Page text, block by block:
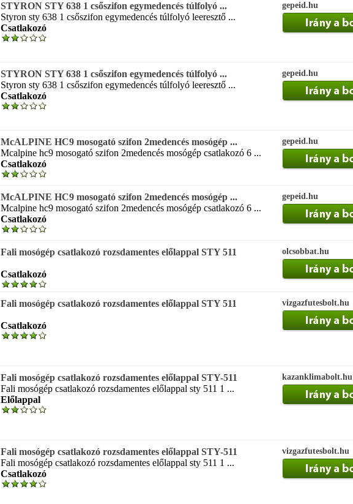
STYRON STY 638 1 csőszifon egymedencés túlfolyó ...
Styron sty 638 1 csőszifon egymedencés túlfolyó leeresztő ...
Csatlakozó
gepeid.hu
STYRON STY 638 1 csőszifon egymedencés túlfolyó ...
Styron sty 638 1 csőszifon egymedencés túlfolyó leeresztő ...
Csatlakozó
gepeid.hu
McALPINE HC9 mosogató szifon 2medencés mosógép ...
Mcalpine hc9 mosogató szifon 2medencés mosógép csatlakozó 6 ...
Csatlakozó
gepeid.hu
McALPINE HC9 mosogató szifon 2medencés mosógép ...
Mcalpine hc9 mosogató szifon 2medencés mosógép csatlakozó 6 ...
Csatlakozó
gepeid.hu
Fali mosógép csatlakozó rozsdamentes előlappal STY 511
Csatlakozó
olcsobbat.hu
Fali mosógép csatlakozó rozsdamentes előlappal STY 511
Csatlakozó
vizgazfutesbolt.hu
Fali mosógép csatlakozó rozsdamentes előlappal STY-511
Fali mosógép csatlakozó rozsdamentes előlappal sty 511 1 ...
Előlappal
kazanklimabolt.hu
Fali mosógép csatlakozó rozsdamentes előlappal STY-511
Fali mosógép csatlakozó rozsdamentes előlappal sty 511 1 ...
Csatlakozó
vizgazfutesbolt.hu